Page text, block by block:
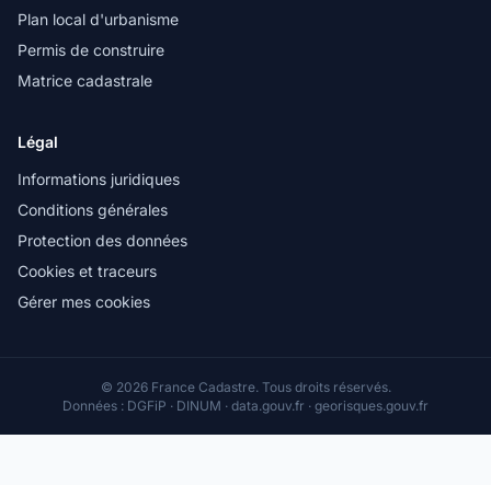
Plan local d'urbanisme
Permis de construire
Matrice cadastrale
Légal
Informations juridiques
Conditions générales
Protection des données
Cookies et traceurs
Gérer mes cookies
© 2026 France Cadastre. Tous droits réservés.
Données : DGFiP · DINUM · data.gouv.fr · georisques.gouv.fr